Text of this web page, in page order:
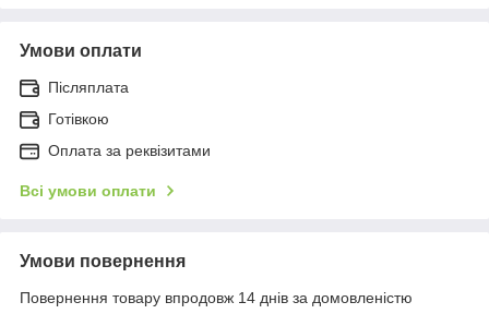
Умови оплати
Післяплата
Готівкою
Оплата за реквізитами
Всі умови оплати
Умови повернення
Повернення товару впродовж 14 днів за домовленістю